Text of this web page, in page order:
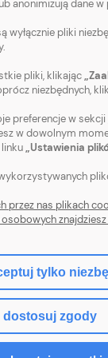
internetowy
anonimizują dane
wyłącznie pliki
pliki, klikając
niezbędnych,
preferencje w sekcji
w dowolnym
„Ustawienia
przez nas plikach
tylko
dostosuj zgody